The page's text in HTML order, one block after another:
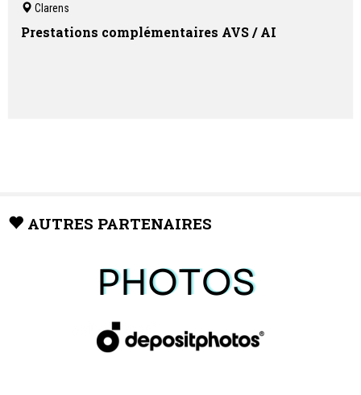
Clarens
Prestations complémentaires AVS / AI
AUTRES PARTENAIRES